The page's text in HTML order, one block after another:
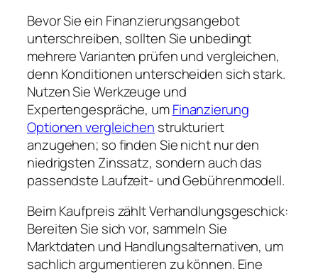
Bevor Sie ein Finanzierungsangebot
unterschreiben, sollten Sie unbedingt
mehrere Varianten prüfen und vergleichen,
denn Konditionen unterscheiden sich stark.
Nutzen Sie Werkzeuge und
Expertengespräche, umFinanzierung
Optionen vergleichen strukturiert
anzugehen; so finden Sie nicht nur den
niedrigsten Zinssatz, sondern auch das
passendste Laufzeit- und Gebührenmodell.
Beim Kaufpreis zählt Verhandlungsgeschick:
Bereiten Sie sich vor, sammeln Sie
Marktdaten und Handlungsalternativen, um
sachlich argumentieren zu können. Eine